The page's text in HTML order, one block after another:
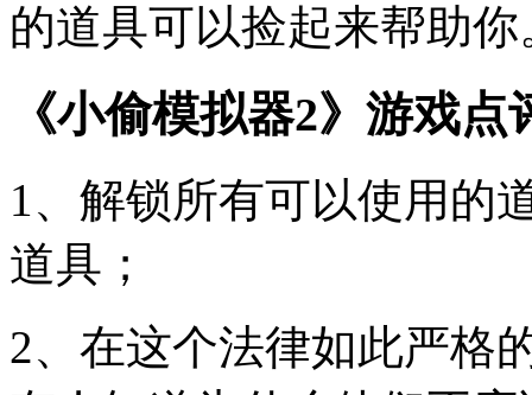
的道具可以捡起来帮助你
《小偷模拟器2》游戏点
1、解锁所有可以使用的
道具；
2、在这个法律如此严格